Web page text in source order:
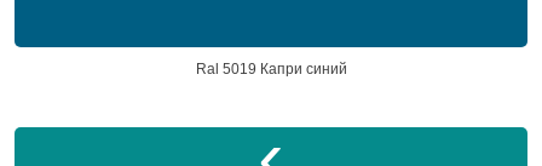
Ral 5019 Капри синий